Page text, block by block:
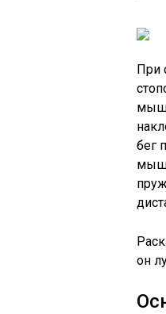
При
бег
он